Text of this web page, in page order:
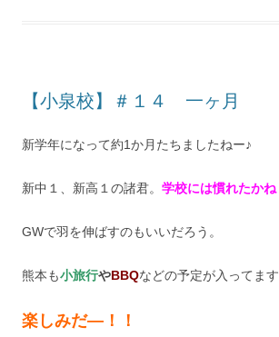
【小泉校】＃１４ 一ヶ月
新学年になって約1か月たちましたねー♪
新中１、新高１の諸君。 学校には慣れたかね
GWで羽を伸ばすのもいいだろう。
熊本も小旅行やBBQなどの予定が入ってます
楽しみだ―！！